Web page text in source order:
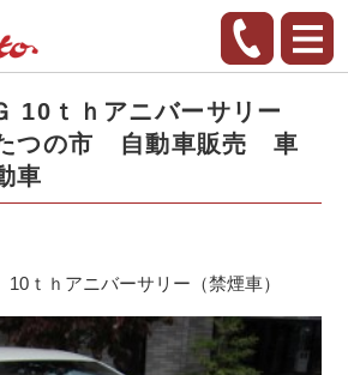
10ｔｈアニバーサリー
つの市 自動車販売 車
車
ｔｈアニバーサリー（禁煙車）